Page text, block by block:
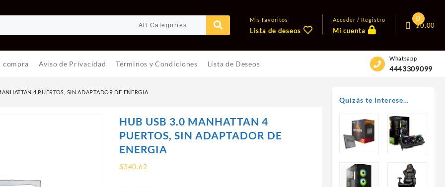
Mis favoritos
Lista de deseos
Acceder / Registro
Mi cuenta
0
$0.00
compra Aviso de Privacidad Términos y Condiciones Lista de Deseos
Whatsapp
4443309099
4 PUERTOS, SIN ADAPTADOR DE ENERGIA
HUB USB 3.0 MANHATTAN 4
PUERTOS, SIN ADAPTADOR DE
ENERGIA
$340.62
Quízás te interese…